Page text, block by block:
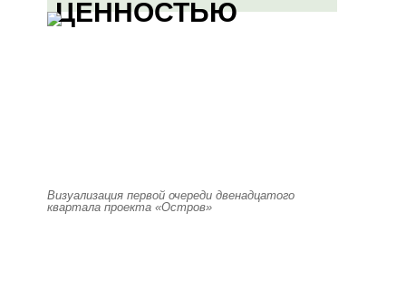
ЦЕННОСТЬЮ
Визуализация первой очереди двенадцатого
квартала проекта «Остров»